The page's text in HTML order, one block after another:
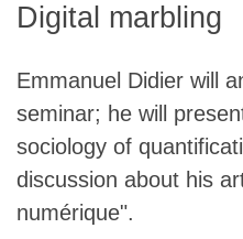
The médialab
FR|EN
Digital marbling
Emmanuel Didier will
seminar; he will
sociology of
discussion about his
numérique".